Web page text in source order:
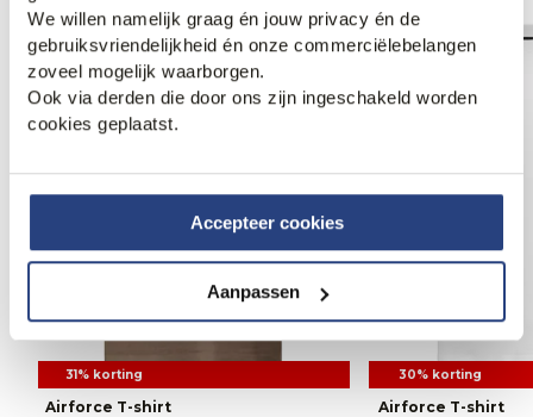
We willen namelijk graag én jouw privacy én de
gebruiksvriendelijkheid én onze commerciëlebelangen
zoveel mogelijk waarborgen.
Ook via derden die door ons zijn ingeschakeld worden
cookies geplaatst.
Accepteer cookies
Aanpassen
31% korting
Airforce T-shirt
30% korting
Airforce T-shirt